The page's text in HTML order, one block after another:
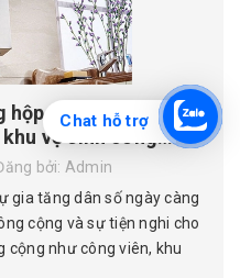
hộp đựng giấy một
vệ sinh công
bởi: Admin
gia tăng dân số ngày càng
cộng và sự tiện nghi cho
cộng như công viên, khu
Chat hỗ trợ